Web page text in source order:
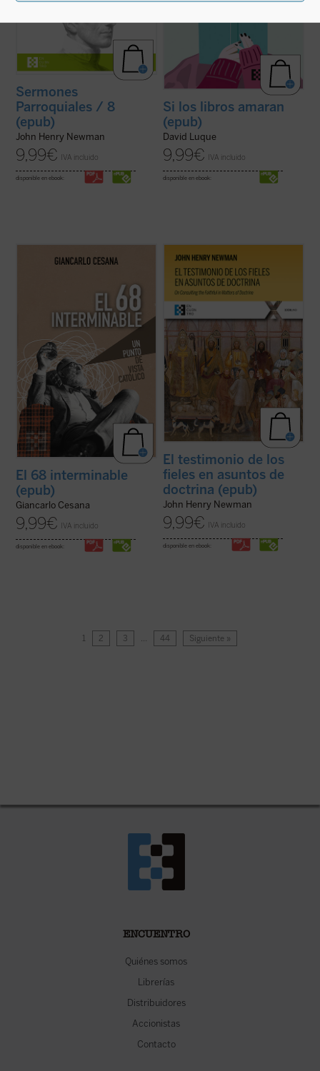
Sermones
Parroquiales / 8
(epub)
John Henry Newman
9,99€ IVA incluido
disponible en ebook:
Si los libros amaran
(epub)
David Luque
9,99€ IVA incluido
disponible en ebook:
«68 interminable»: a partir de su
acontecimientos de 1968 y la ruptura con
la tradición, considerando también sus
consecuencias sociales, políticas y
(ver ficha)
El 68 interminable
(epub)
Giancarlo Cesana
9,99€ IVA incluido
disponible en ebook:
El testimonio de los fieles en asuntos de
significativos de John Henry Newman en
su etapa católica. Publicado en 1859 en la
revistaThe Rambler, aborda una cuestión
decisiva en la vida de la ...(ver ficha)
El testimonio de los
fieles en asuntos de
doctrina (epub)
John Henry Newman
9,99€ IVA incluido
disponible en ebook:
1 2 3 … 44 Siguiente »
ENCUENTRO
Quiénes somos
Librerías
Distribuidores
Accionistas
Contacto